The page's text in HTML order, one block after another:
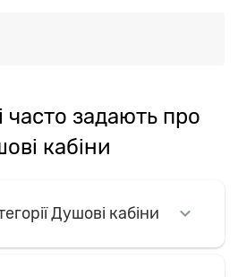
часто задають про
кабіни
Душові кабіни